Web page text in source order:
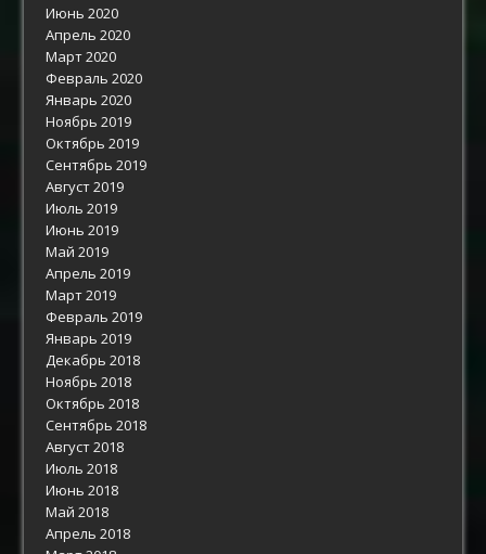
Июнь 2020
Апрель 2020
Март 2020
Февраль 2020
Январь 2020
Ноябрь 2019
Октябрь 2019
Сентябрь 2019
Август 2019
Июль 2019
Июнь 2019
Май 2019
Апрель 2019
Март 2019
Февраль 2019
Январь 2019
Декабрь 2018
Ноябрь 2018
Октябрь 2018
Сентябрь 2018
Август 2018
Июль 2018
Июнь 2018
Май 2018
Апрель 2018